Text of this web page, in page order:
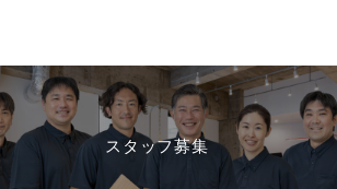
スタッフ募集